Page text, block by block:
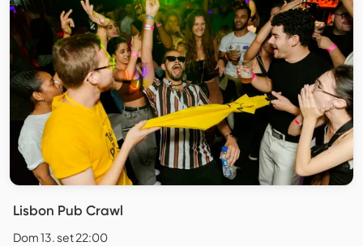
Lisbon Pub Crawl
Dom 13. set 22:00